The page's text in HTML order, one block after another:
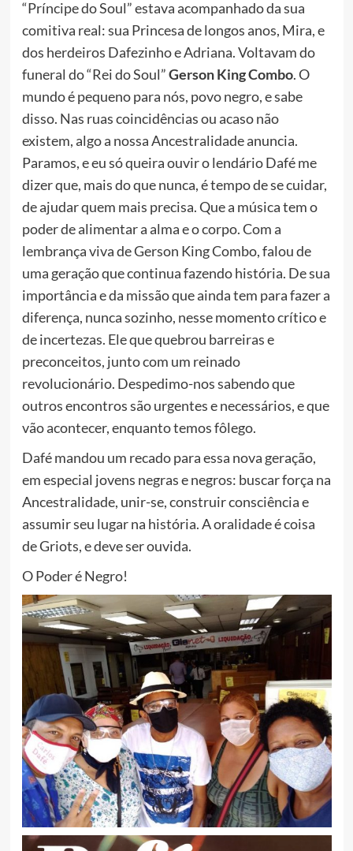
“Príncipe do Soul” estava acompanhado da sua
comitiva real: sua Princesa de longos anos, Mira, e
dos herdeiros Dafezinho e Adriana. Voltavam do
funeral do “Rei do Soul”Gerson King Combo. O
mundo é pequeno para nós, povo negro, e sabe
disso. Nas ruas coincidências ou acaso não
existem, algo a nossa Ancestralidade anuncia.
Paramos, e eu só queira ouvir o lendário Dafé me
dizer que, mais do que nunca, é tempo de se cuidar,
de ajudar quem mais precisa. Que a música tem o
poder de alimentar a alma e o corpo. Com a
lembrança viva de Gerson King Combo, falou de
uma geração que continua fazendo história. De sua
importância e da missão que ainda tem para fazer a
diferença, nunca sozinho, nesse momento crítico e
de incertezas. Ele que quebrou barreiras e
preconceitos, junto com um reinado
revolucionário. Despedimo-nos sabendo que
outros encontros são urgentes e necessários, e que
vão acontecer, enquanto temos fôlego.
Dafé mandou um recado para essa nova geração,
em especial jovens negras e negros: buscar força na
Ancestralidade, unir-se, construir consciência e
assumir seu lugar na história. A oralidade é coisa
de Griots, e deve ser ouvida.
O Poder é Negro!